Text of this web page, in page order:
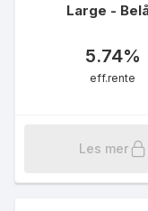
Large -
5.74%
eff.rente
Les mer